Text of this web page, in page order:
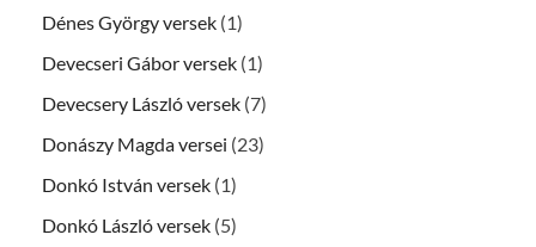
Dénes György versek (1)
Devecseri Gábor versek (1)
Devecsery László versek (7)
Donászy Magda versei (23)
Donkó István versek (1)
Donkó László versek (5)